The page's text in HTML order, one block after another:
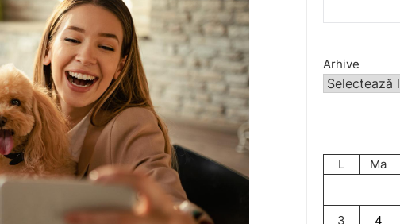
Arhive
L Ma
3 4